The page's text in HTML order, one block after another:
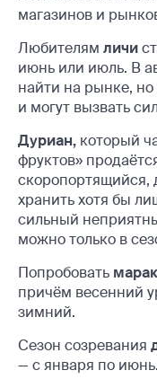
магазинов и
Любителям личи
июнь или июль. В
найти на рынке,
и могут вызвать
Дуриан, который
фруктов»
скоропортящийся,
хранить хотя бы
сильный
можно только в
Попробовать
причём весенний
зимний.
Сезон созревания
— с января по июнь.